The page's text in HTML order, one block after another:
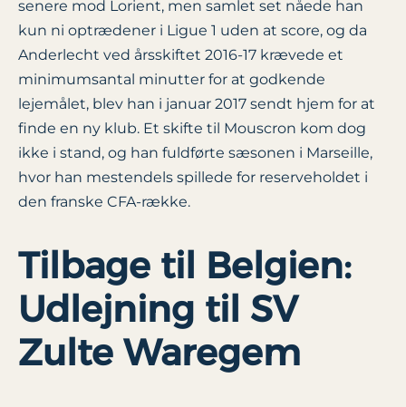
senere mod Lorient, men samlet set nåede han
kun ni optrædener i Ligue 1 uden at score, og da
Anderlecht ved årsskiftet 2016-17 krævede et
minimumsantal minutter for at godkende
lejemålet, blev han i januar 2017 sendt hjem for at
finde en ny klub. Et skifte til Mouscron kom dog
ikke i stand, og han fuldførte sæsonen i Marseille,
hvor han mestendels spillede for reserveholdet i
den franske CFA-række.
Tilbage til Belgien:
Udlejning til SV
Zulte Waregem